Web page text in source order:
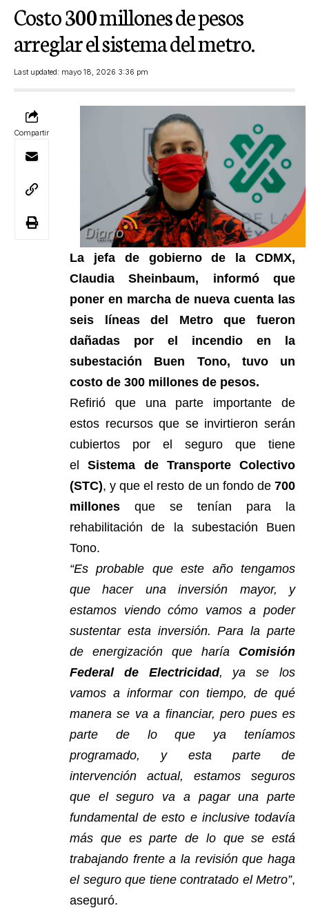
Costo 300 millones de pesos
arreglar el sistema del metro.
Last updated: mayo 18, 2026 3:36 pm
Compartir
La jefa de gobierno de la CDMX,
Claudia Sheinbaum, informó que
poner en marcha de nueva cuenta las
seis líneas del Metro que fueron
dañadas por el incendio en la
subestación Buen Tono, tuvo un
costo de 300 millones de pesos.
Refirió que una parte importante de
estos recursos que se invirtieron serán
cubiertos por el seguro que tiene
elSistema de Transporte Colectivo
(STC), y que el resto de un fondo de 700
millones que se tenían para la
rehabilitación de la subestación Buen
Tono.
“Es probable que este año tengamos
que hacer una inversión mayor, y
estamos viendo cómo vamos a poder
sustentar esta inversión. Para la parte
de energización que haría Comisión
Federal de Electricidad, ya se los
vamos a informar con tiempo, de qué
manera se va a financiar, pero pues es
parte de lo que ya teníamos
programado, y esta parte de
intervención actual, estamos seguros
que el seguro va a pagar una parte
fundamental de esto e inclusive todavía
más que es parte de lo que se está
trabajando frente a la revisión que haga
el seguro que tiene contratado el Metro”,
aseguró.